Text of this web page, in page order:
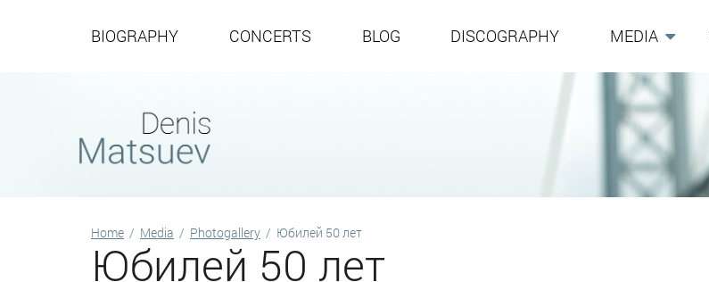
BIOGRAPHY CONCERTS BLOG DISCOGRAPHY MEDIA
Home / Media / Photogallery / Юбилей 50 лет
Юбилей 50 лет